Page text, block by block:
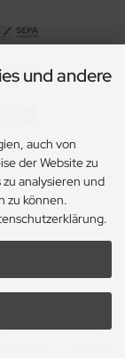
Preise
und andere
auch von
der Website zu
analysieren und
zu können.